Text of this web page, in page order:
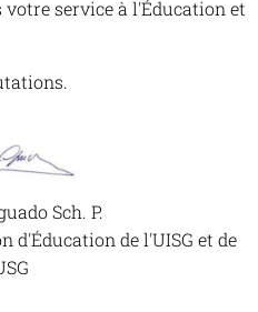
service à l'Éducation et
Sch. P.
d'Éducation de l'UISG et de